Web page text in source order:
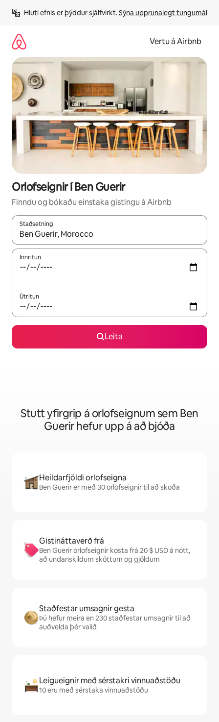
beint
Hluti efnis er þýddur sjálfvirkt. Sýna upprunalegt tungumál
Vertu á Airbnb
Orlofseignir í Ben Guerir
Finndu og bókaðu einstaka gistingu á Airbnb
Staðsetning
Þegar niðurstöður liggja fyrir skaltu nota upp og niður
Innritun
Útritun
Leita
Stutt yfirgrip á orlofseignum sem Ben
Guerir hefur upp á að bjóða
Heildarfjöldi orlofseigna
Ben Guerir er með 30 orlofseignir til að skoða
Gistináttaverð frá
Ben Guerir orlofseignir kosta frá 20 $ USD á nótt,
að undanskildum sköttum og gjöldum
Staðfestar umsagnir gesta
Þú hefur meira en 230 staðfestar umsagnir til að
auðvelda þér valið
Leigueignir með sérstakri vinnuaðstöðu
10 eru með sérstaka vinnuaðstöðu